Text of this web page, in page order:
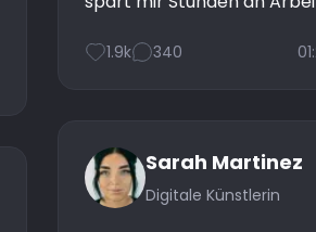
1.9k 340
Sarah Martinez
Digitale Künstlerin